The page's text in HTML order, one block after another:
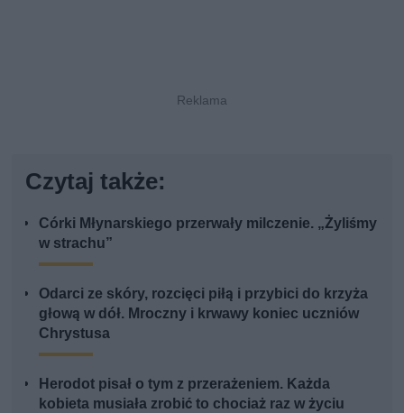
Czytaj także:
Córki Młynarskiego przerwały milczenie. „Żyliśmy
w strachu”
Odarci ze skóry, rozcięci piłą i przybici do krzyża
głową w dół. Mroczny i krwawy koniec uczniów
Chrystusa
Herodot pisał o tym z przerażeniem. Każda
kobieta musiała zrobić to chociaż raz w życiu